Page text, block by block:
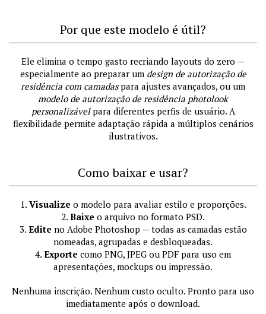
Por que este modelo é útil?
Ele elimina o tempo gasto recriando layouts do zero —
especialmente ao preparar um design de autorização de
residência com camadaspara ajustes avançados, ou um
modelo de autorização de residência photolook
personalizávelpara diferentes perfis de usuário. A
flexibilidade permite adaptação rápida a múltiplos cenários
ilustrativos.
Como baixar e usar?
1. Visualize o modelo para avaliar estilo e proporções.
2. Baixe o arquivo no formato PSD.
3. Edite no Adobe Photoshop — todas as camadas estão
nomeadas, agrupadas e desbloqueadas.
4. Exporte como PNG, JPEG ou PDF para uso em
apresentações, mockups ou impressão.
Nenhuma inscrição. Nenhum custo oculto. Pronto para uso
imediatamente após o download.